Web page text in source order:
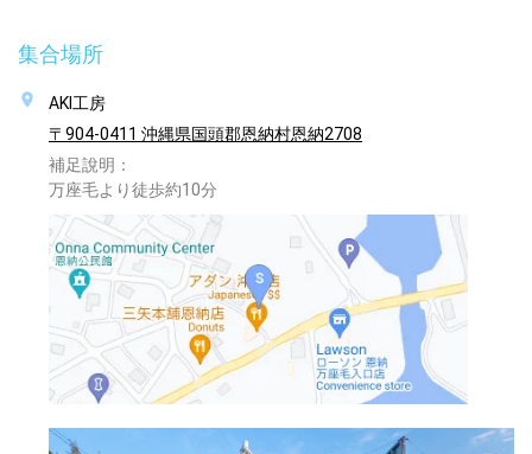
集合場所
AKI工房
〒904-0411 沖縄県国頭郡恩納村恩納2708
補足說明：
万座毛より徒歩約10分